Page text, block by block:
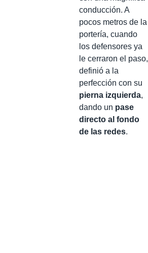
conducción. A
pocos metros de la
portería, cuando
los defensores ya
le cerraron el paso,
definió a la
perfección con su
pierna izquierda,
dando un pase
directo al fondo
de las redes.